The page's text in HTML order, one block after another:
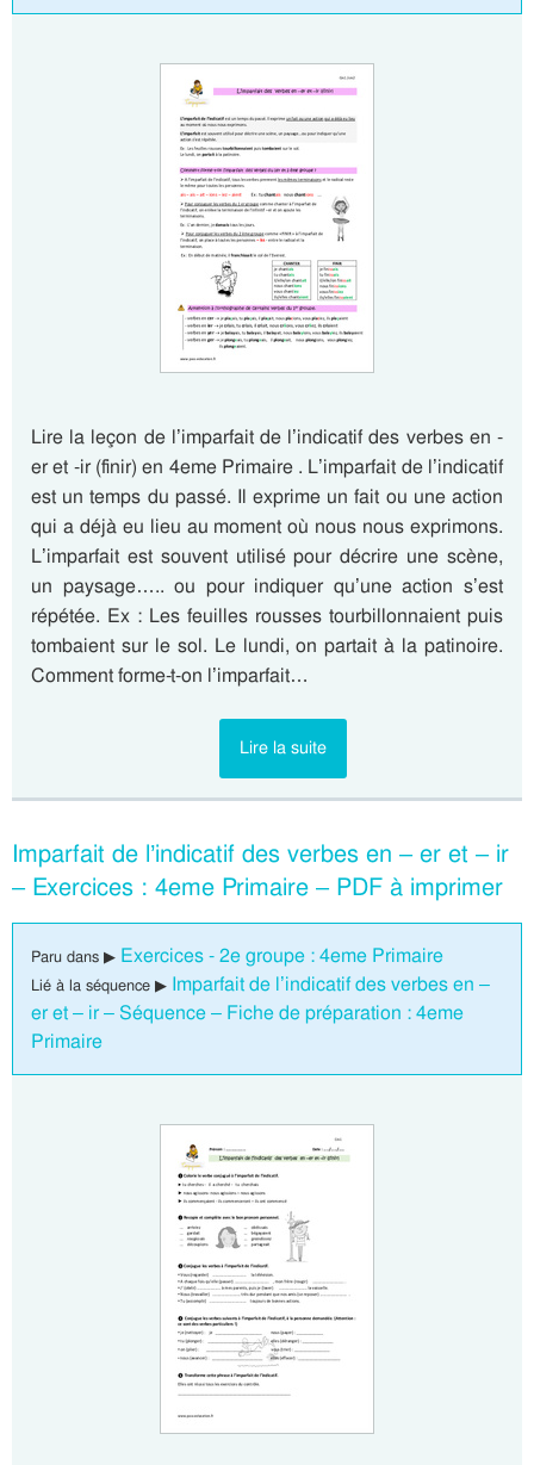
Lire la leçon de l’imparfait de l’indicatif des verbes en -
er et -ir (finir) en 4eme Primaire . L’imparfait de l’indicatif
est un temps du passé. Il exprime un fait ou une action
qui a déjà eu lieu au moment où nous nous exprimons.
L’imparfait est souvent utilisé pour décrire une scène,
un paysage….. ou pour indiquer qu’une action s’est
répétée. Ex : Les feuilles rousses tourbillonnaient puis
tombaient sur le sol. Le lundi, on partait à la patinoire.
Comment forme-t-on l’imparfait…
Lire la suite
Imparfait de l’indicatif des verbes en – er et – ir
– Exercices : 4eme Primaire – PDF à imprimer
Paru dans ▶ Exercices - 2e groupe : 4eme Primaire
Lié à la séquence ▶ Imparfait de l’indicatif des verbes en –
er et – ir – Séquence – Fiche de préparation : 4eme
Primaire